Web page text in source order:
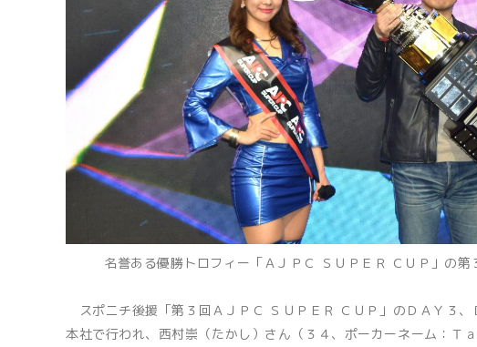
名誉ある優勝トロフィー「ＡＪＰＣ ＳＵＰＥＲ ＣＵＰ」の
スポニチ後援「第３回ＡＪＰＣ ＳＵＰＥＲ ＣＵＰ」のＤＡＹ３
本社で行われ、西村崇（たかし）さん（３４、ポーカーネーム：Ｔ